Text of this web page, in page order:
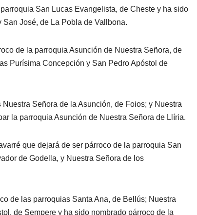
San Lucas Evangelista, de Cheste y ha sido
José, de La Pobla de Vallbona.
de la parroquia Asunción de Nuestra Señora, de
Purísima Concepción y San Pedro Apóstol de
Señora de la Asunción, de Foios; y Nuestra
la parroquia Asunción de Nuestra Señora de Llíria.
que dejará de ser párroco de la parroquia San
de Godella, y Nuestra Señora de los
de las parroquias Santa Ana, de Bellús; Nuestra
de Sempere y ha sido nombrado párroco de la